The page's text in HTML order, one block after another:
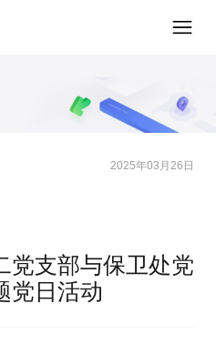
2025年03月26日
党支部与保卫处党
党日活动